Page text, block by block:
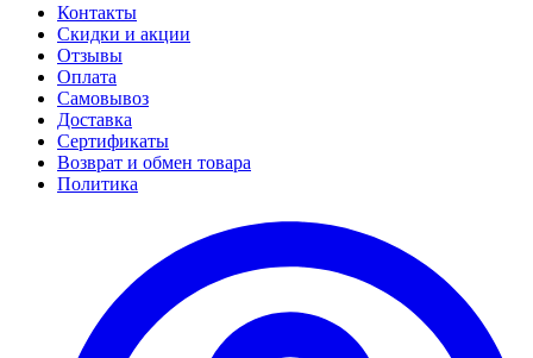
Контакты
Скидки и акции
Отзывы
Оплата
Самовывоз
Доставка
Сертификаты
Возврат и обмен товара
Политика